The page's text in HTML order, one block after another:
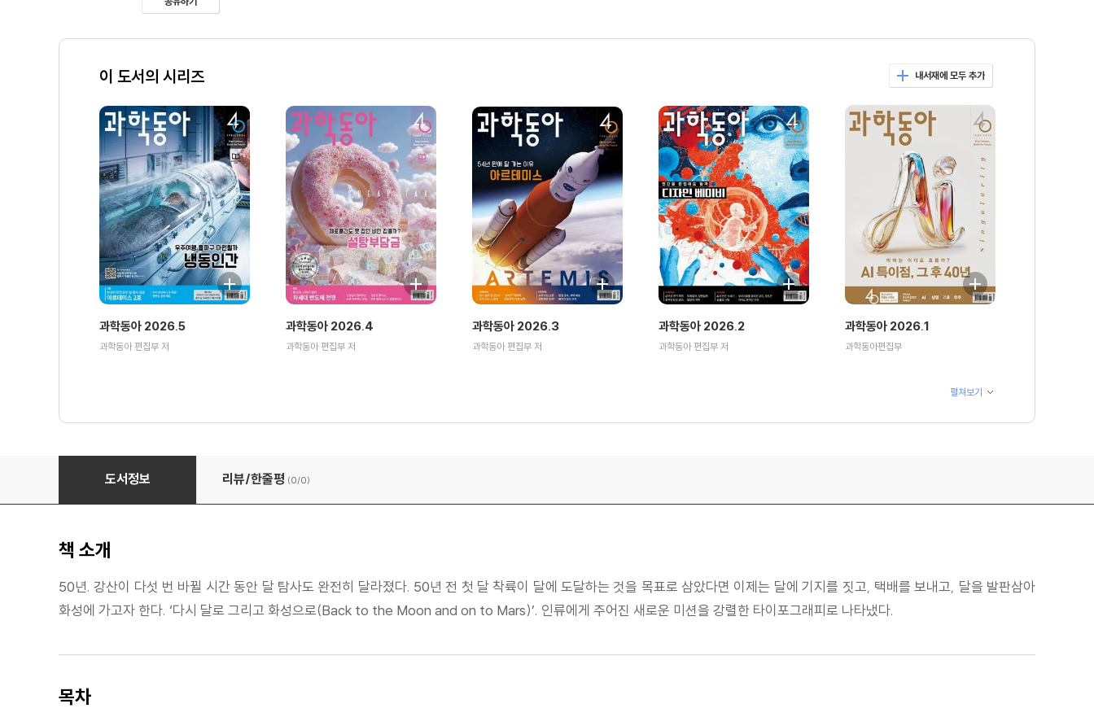
이 도서의 시리즈 내서재에 모두 추가
과학동아 2026.5
과학동아 편집부 저
과학동아 2026.4
과학동아 편집부 저
과학동아 2026.3
과학동아 편집부 저
과학동아 2026.2
과학동아 편집부 저
과학동아 2026.1
과학동아편집부
펼쳐보기
과학동아 2019.01
도서정보 리뷰/한줄평 (0/0)
책 소개
50년. 강산이 다섯 번 바뀔 시간 동안 달 탐사도 완전히 달라졌다. 50년 전 첫 달 착륙이 달에 도달하는 것을 목표로 삼았다면 이제는 달에 기지를 짓고, 택배를 보내고, 달을 발판삼아
화성에 가고자 한다. ‘다시 달로 그리고 화성으로(Back to the Moon and on to Mars)’. 인류에게 주어진 새로운 미션을 강렬한 타이포그래피로 나타냈다.
목차